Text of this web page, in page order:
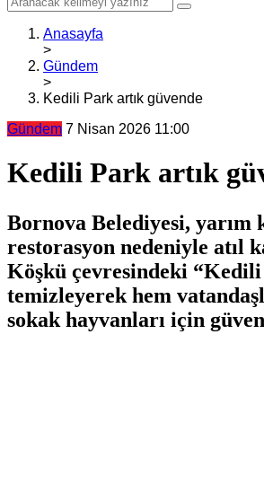
Anasayfa
>
Gündem
>
Kedili Park artık güvende
Gündem 7 Nisan 2026 11:00
Kedili Park artık
Bornova Belediyesi, yarım
restorasyon nedeniyle atıl
Köşkü çevresindeki “Kedili
temizleyerek hem
sokak hayvanları için